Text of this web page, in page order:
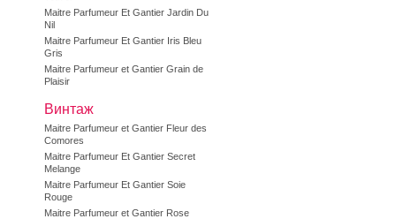
Maitre Parfumeur Et Gantier Jardin Du
Nil
Maitre Parfumeur Et Gantier Iris Bleu
Gris
Maitre Parfumeur et Gantier Grain de
Plaisir
Винтаж
Maitre Parfumeur et Gantier Fleur des
Comores
Maitre Parfumeur Et Gantier Secret
Melange
Maitre Parfumeur Et Gantier Soie
Rouge
Maitre Parfumeur et Gantier Rose